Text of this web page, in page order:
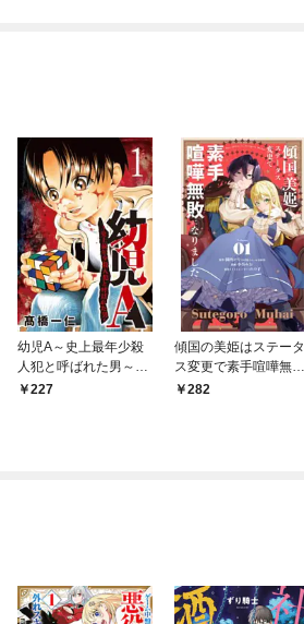
幼児A～史上最年少殺
人犯と呼ばれた男～
【単話】（１）
227
傾国の美姫はステータ
ス変更で素手喧嘩無敗
になりました【単話】
282